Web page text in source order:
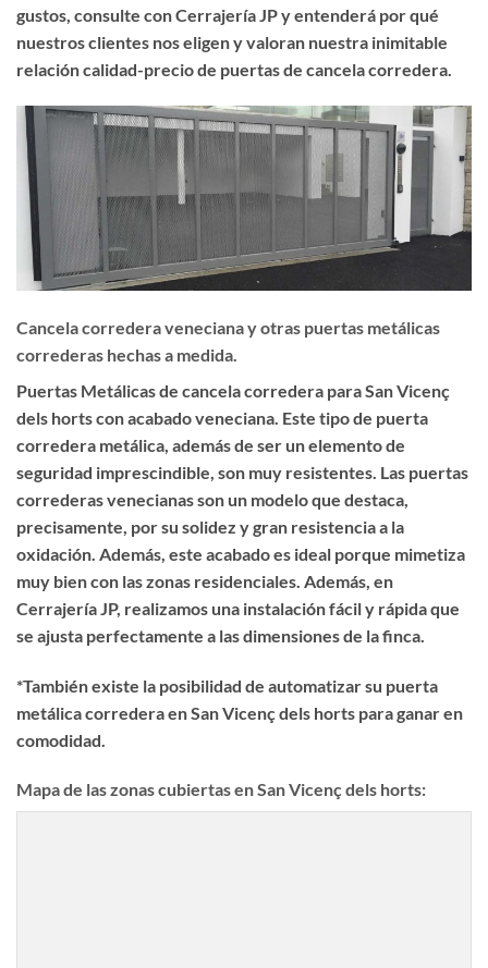
gustos, consulte con Cerrajería JP y entenderá por qué
nuestros clientes nos eligen y valoran nuestra inimitable
relación calidad-precio de puertas de cancela corredera.
Cancela corredera veneciana y otras puertas metálicas
correderas hechas a medida.
Puertas Metálicas de cancela corredera para San Vicenç
dels horts con acabado veneciana. Este tipo de puerta
corredera metálica, además de ser un elemento de
seguridad imprescindible, son muy resistentes. Las puertas
correderas venecianas son un modelo que destaca,
precisamente, por su solidez y gran resistencia a la
oxidación. Además, este acabado es ideal porque mimetiza
muy bien con las zonas residenciales. Además, en
Cerrajería JP, realizamos una instalación fácil y rápida que
se ajusta perfectamente a las dimensiones de la finca.
*También existe la posibilidad de automatizar su puerta
metálica corredera en San Vicenç dels horts para ganar en
comodidad.
Mapa de las zonas cubiertas en San Vicenç dels horts: